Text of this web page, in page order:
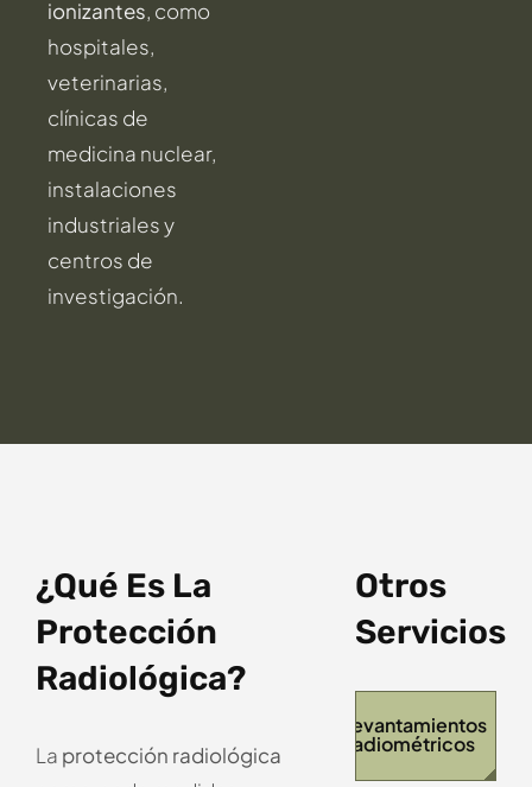
ionizantes, como
hospitales,
veterinarias,
clínicas de
medicina nuclear,
instalaciones
industriales y
centros de
investigación.
¿Qué Es La
Protección
Radiológica?
La protección radiológica
Otros
Servicios
Levantamientos
Radiométricos